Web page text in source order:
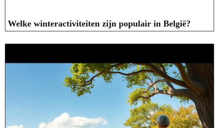
Welke winteractiviteiten zijn populair in België?